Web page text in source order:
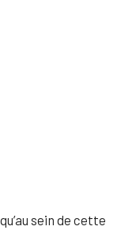
sein de cette